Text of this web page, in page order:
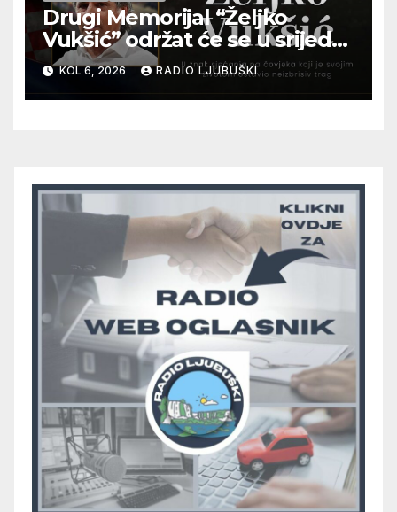
Drugi Memorijal “Željko
Vukšić” održat će se u srijedu
12. kolovoza u Otoku
KOL 6, 2026 RADIO LJUBUŠKI